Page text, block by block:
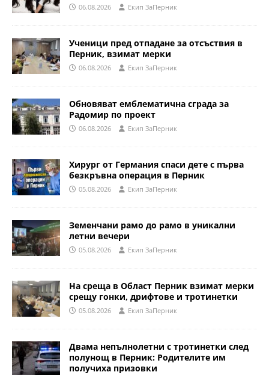
06.08.2026 Eкип ЗаПерник
Ученици пред отпадане за отсъствия в
Перник, взимат мерки
06.08.2026 Eкип ЗаПерник
Обновяват емблематична сграда за
Радомир по проект
06.08.2026 Eкип ЗаПерник
Хирург от Германия спаси дете с първа
безкръвна операция в Перник
05.08.2026 Eкип ЗаПерник
Земенчани рамо до рамо в уникални
летни вечери
05.08.2026 Eкип ЗаПерник
На среща в Област Перник взимат мерки
срещу гонки, дрифтове и тротинетки
05.08.2026 Eкип ЗаПерник
Двама непълнолетни с тротинетки след
полунощ в Перник: Родителите им
получиха призовки